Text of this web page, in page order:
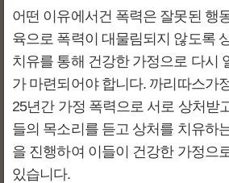
어떤 이유에서건 폭력은 잘못된 행
육으로 폭력이 대물림되지 않도록
치유를 통해 건강한 가정으로 다시
가 마련되어야 합니다. 까리따스가
25년간 가정 폭력으로 서로 상처받
들의 목소리를 듣고 상처를 치유하
을 진행하여 이들이 건강한 가정으
있습니다.